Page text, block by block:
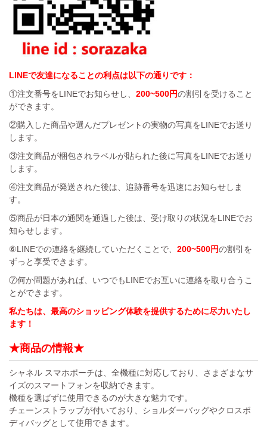
LINEで友達になることの利点は以下の通りです：
①注文番号をLINEでお知らせし、 200~500円の割引を受けること
ができます。
②購入した商品や選んだプレゼントの実物の写真をLINEでお送り
します。
③注文商品が梱包されラベルが貼られた後に写真をLINEでお送り
します。
④注文商品が発送された後は、追跡番号を迅速にお知らせしま
す。
⑤商品が日本の通関を通過した後は、受け取りの状況をLINEでお
知らせします。
⑥LINEでの連絡を継続していただくことで、 200~500円の割引を
ずっと享受できます。
⑦何か問題があれば、いつでもLINEでお互いに連絡を取り合うこ
とができます。
私たちは、最高のショッピング体験を提供するために尽力いたし
ます！
★商品の情報★
シャネル スマホポーチは、全機種に対応しており、さまざまなサ
イズのスマートフォンを収納できます。
機種を選ばずに使用できるのが大きな魅力です。
チェーンストラップが付いており、ショルダーバッグやクロスボ
ディバッグとして使用できます。